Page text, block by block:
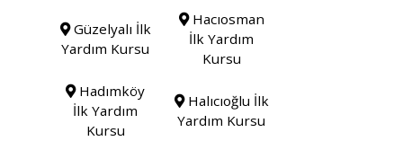
Güzelyalı İlk
Yardım Kursu
Hacıosman
İlk Yardım
Kursu
Hadımköy
İlk Yardım
Kursu
Halıcıoğlu İlk
Yardım Kursu